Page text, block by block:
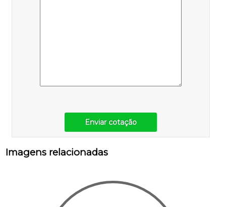
Enviar cotação
Imagens relacionadas